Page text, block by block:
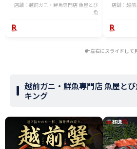
店舗：越前ガニ・鮮魚専門店 魚屋とび
魚
店舗：越
左右にスライドして
越前ガニ・鮮魚専門店 魚屋と
キング